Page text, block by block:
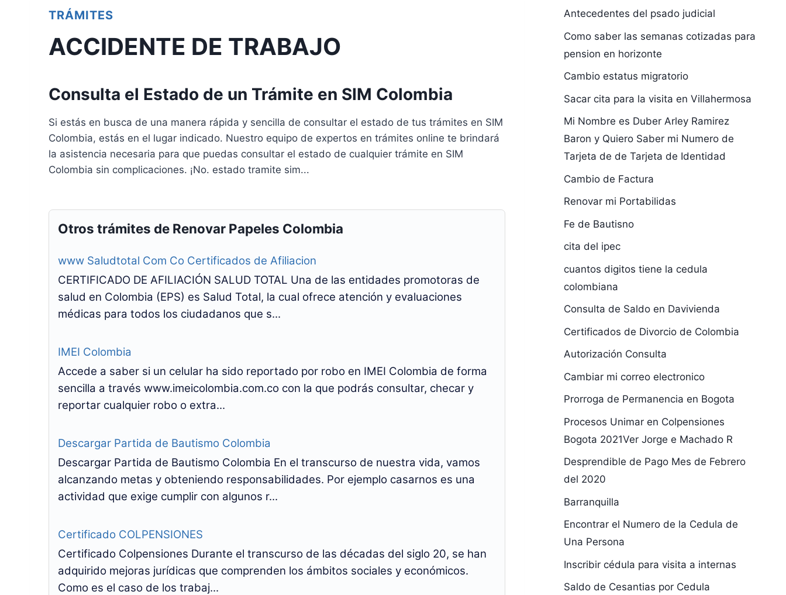
TRÁMITES
ACCIDENTE DE TRABAJO
Consulta el Estado de un Trámite en SIM Colombia
Si estás en busca de una manera rápida y sencilla de consultar el estado de tus trámites en SIM
Colombia, estás en el lugar indicado. Nuestro equipo de expertos en trámites online te brindará
la asistencia necesaria para que puedas consultar el estado de cualquier trámite en SIM
Colombia sin complicaciones. ¡No. estado tramite sim...
Otros trámites de Renovar Papeles Colombia
www Saludtotal Com Co Certificados de Afiliacion
CERTIFICADO DE AFILIACIÓN SALUD TOTAL Una de las entidades promotoras de
salud en Colombia (EPS) es Salud Total, la cual ofrece atención y evaluaciones
médicas para todos los ciudadanos que s...
IMEI Colombia
Accede a saber si un celular ha sido reportado por robo en IMEI Colombia de forma
sencilla a través www.imeicolombia.com.co con la que podrás consultar, checar y
reportar cualquier robo o extra...
Descargar Partida de Bautismo Colombia
Descargar Partida de Bautismo Colombia En el transcurso de nuestra vida, vamos
alcanzando metas y obteniendo responsabilidades. Por ejemplo casarnos es una
actividad que exige cumplir con algunos r...
Certificado COLPENSIONES
Certificado Colpensiones Durante el transcurso de las décadas del siglo 20, se han
adquirido mejoras jurídicas que comprenden los ámbitos sociales y económicos.
Como es el caso de los trabaj...
Antecedentes del psado judicial
Como saber las semanas cotizadas para
pension en horizonte
Cambio estatus migratorio
Sacar cita para la visita en Villahermosa
Mi Nombre es Duber Arley Ramirez
Baron y Quiero Saber mi Numero de
Tarjeta de de Tarjeta de Identidad
Cambio de Factura
Renovar mi Portabilidas
Fe de Bautisno
cita del ipec
cuantos digitos tiene la cedula
colombiana
Consulta de Saldo en Davivienda
Certificados de Divorcio de Colombia
Autorización Consulta
Cambiar mi correo electronico
Prorroga de Permanencia en Bogota
Procesos Unimar en Colpensiones
Bogota 2021Ver Jorge e Machado R
Desprendible de Pago Mes de Febrero
del 2020
Barranquilla
Encontrar el Numero de la Cedula de
Una Persona
Inscribir cédula para visita a internas
Saldo de Cesantias por Cedula